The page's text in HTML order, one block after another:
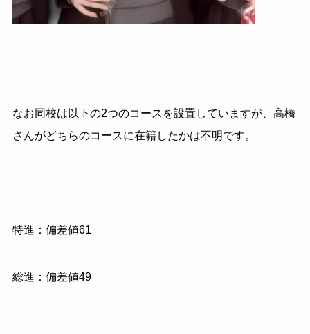
なお同校は以下の2つのコースを設置していますが、高橋
さんがどちらのコースに在籍したかは不明です。
特進：偏差値61
総進：偏差値49